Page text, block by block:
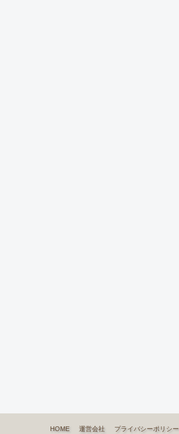
HOME 運営会社 プライバシーポリシー